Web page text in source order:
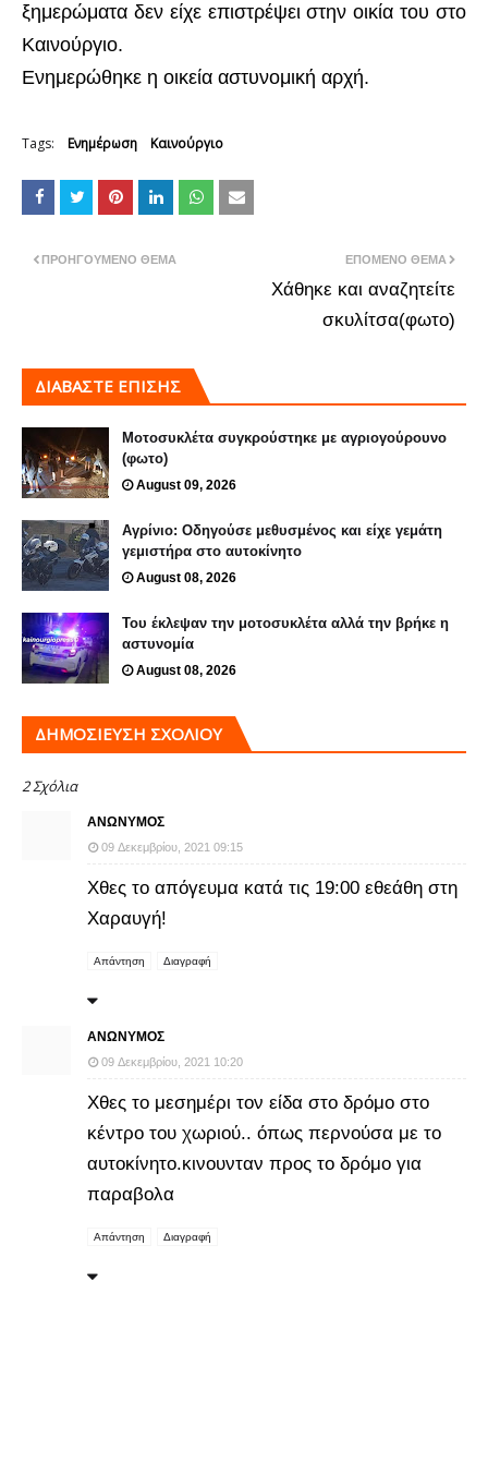
ξημερώματα δεν είχε επιστρέψει στην οικία του στο
Καινούργιο.
Ενημερώθηκε η οικεία αστυνομική αρχή.
Tags: Ενημέρωση Καινούργιο
ΕΠΌΜΕΝΟ ΘΈΜΑ
Χάθηκε και αναζητείτε
σκυλίτσα(φωτο)
ΠΡΟΗΓΟΎΜΕΝΟ ΘΈΜΑ
ΔΙΑΒΑΣΤΕ ΕΠΙΣΗΣ
Μοτοσυκλέτα συγκρούστηκε με αγριογούρουνο
(φωτο)
August 09, 2026
Αγρίνιο: Οδηγούσε μεθυσμένος και είχε γεμάτη
γεμιστήρα στο αυτοκίνητο
August 08, 2026
Του έκλεψαν την μοτοσυκλέτα αλλά την βρήκε η
αστυνομία
August 08, 2026
ΔΗΜΟΣΊΕΥΣΗ ΣΧΟΛΊΟΥ
2 Σχόλια
ΑΝΏΝΥΜΟΣ
09 Δεκεμβρίου, 2021 09:15
Χθες το απόγευμα κατά τις 19:00 εθεάθη στη
Χαραυγή!
Απάντηση Διαγραφή
ΑΝΏΝΥΜΟΣ
09 Δεκεμβρίου, 2021 10:20
Χθες το μεσημέρι τον είδα στο δρόμο στο
κέντρο του χωριού.. όπως περνούσα με το
αυτοκίνητο.κινουνταν προς το δρόμο για
παραβολα
Απάντηση Διαγραφή